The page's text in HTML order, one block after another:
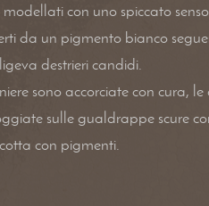
modellati con uno spiccato
da un pigmento bianco
destrieri candidi.
sono accorciate con cura,
sulle gualdrappe scure
con pigmenti.